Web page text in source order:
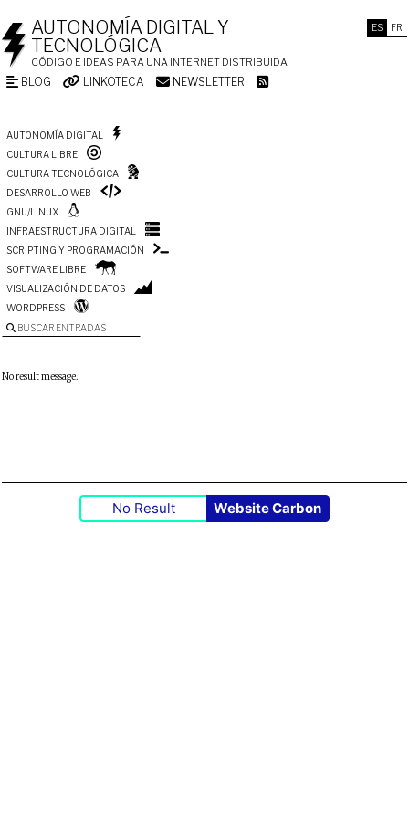
ES FR
AUTONOMÍA DIGITAL Y
TECNOLÓGICA
CÓDIGO E IDEAS PARA UNA INTERNET DISTRIBUIDA
BLOG LINKOTECA NEWSLETTER
AUTONOMÍA DIGITAL
CULTURA LIBRE
CULTURA TECNOLÓGICA
DESARROLLO WEB
GNU/LINUX
INFRAESTRUCTURA DIGITAL
SCRIPTING Y PROGRAMACIÓN
SOFTWARE LIBRE
VISUALIZACIÓN DE DATOS
WORDPRESS
BUSCAR ENTRADAS
No result message.
No Result Website Carbon